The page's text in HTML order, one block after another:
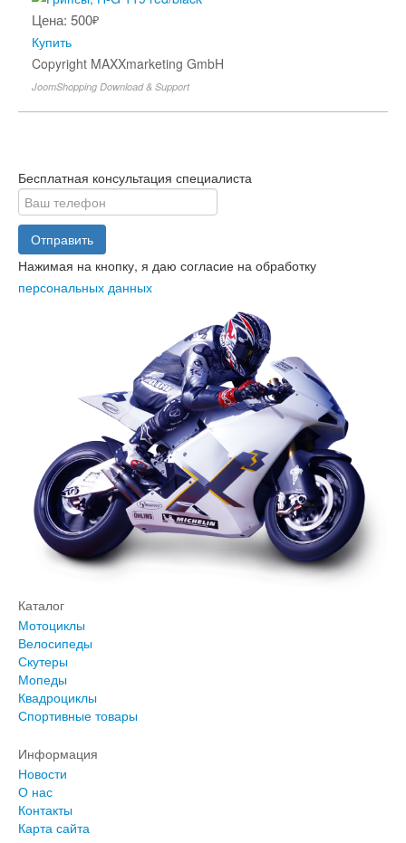
Цена: 500₽
Купить
Copyright MAXXmarketing GmbH
JoomShopping Download & Support
Бесплатная консультация специалиста
Отправить
Нажимая на кнопку, я даю согласие на обработку
персональных данных
Каталог
Мотоциклы
Велосипеды
Скутеры
Мопеды
Квадроциклы
Спортивные товары
Информация
Новости
О нас
Контакты
Карта сайта